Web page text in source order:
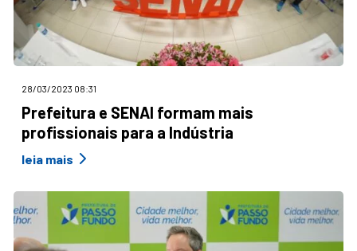
28/03/2023 08:31
Prefeitura e SENAI formam mais
profissionais para a Indústria
leia mais